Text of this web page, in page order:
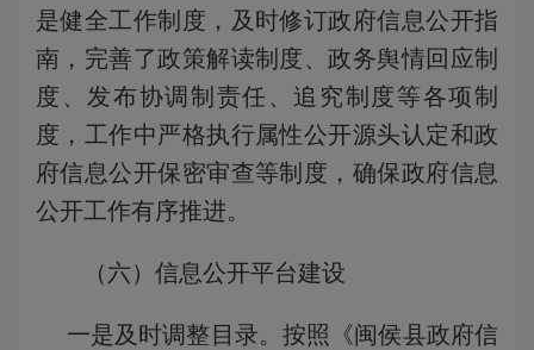
是健全工作制度，及时修订政府信息公开指
南，完善了政策解读制度、政务舆情回应制
度、发布协调制责任、追究制度等各项制
度，工作中严格执行属性公开源头认定和政
府信息公开保密审查等制度，确保政府信息
公开工作有序推进。
（六）信息公开平台建设
一是及时调整目录。按照《闽侯县政府信